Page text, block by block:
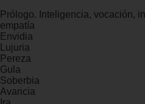
Prólogo. Inteligencia, vocación,
empatía
Envidia
Lujuria
Pereza
Gula
Soberbia
Avaricia